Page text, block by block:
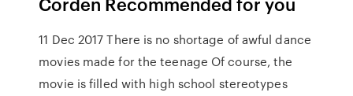
11 Dec 2017 There is no shortage of awful dance
movies made for the teenage Of course, the
movie is filled with high school stereotypes